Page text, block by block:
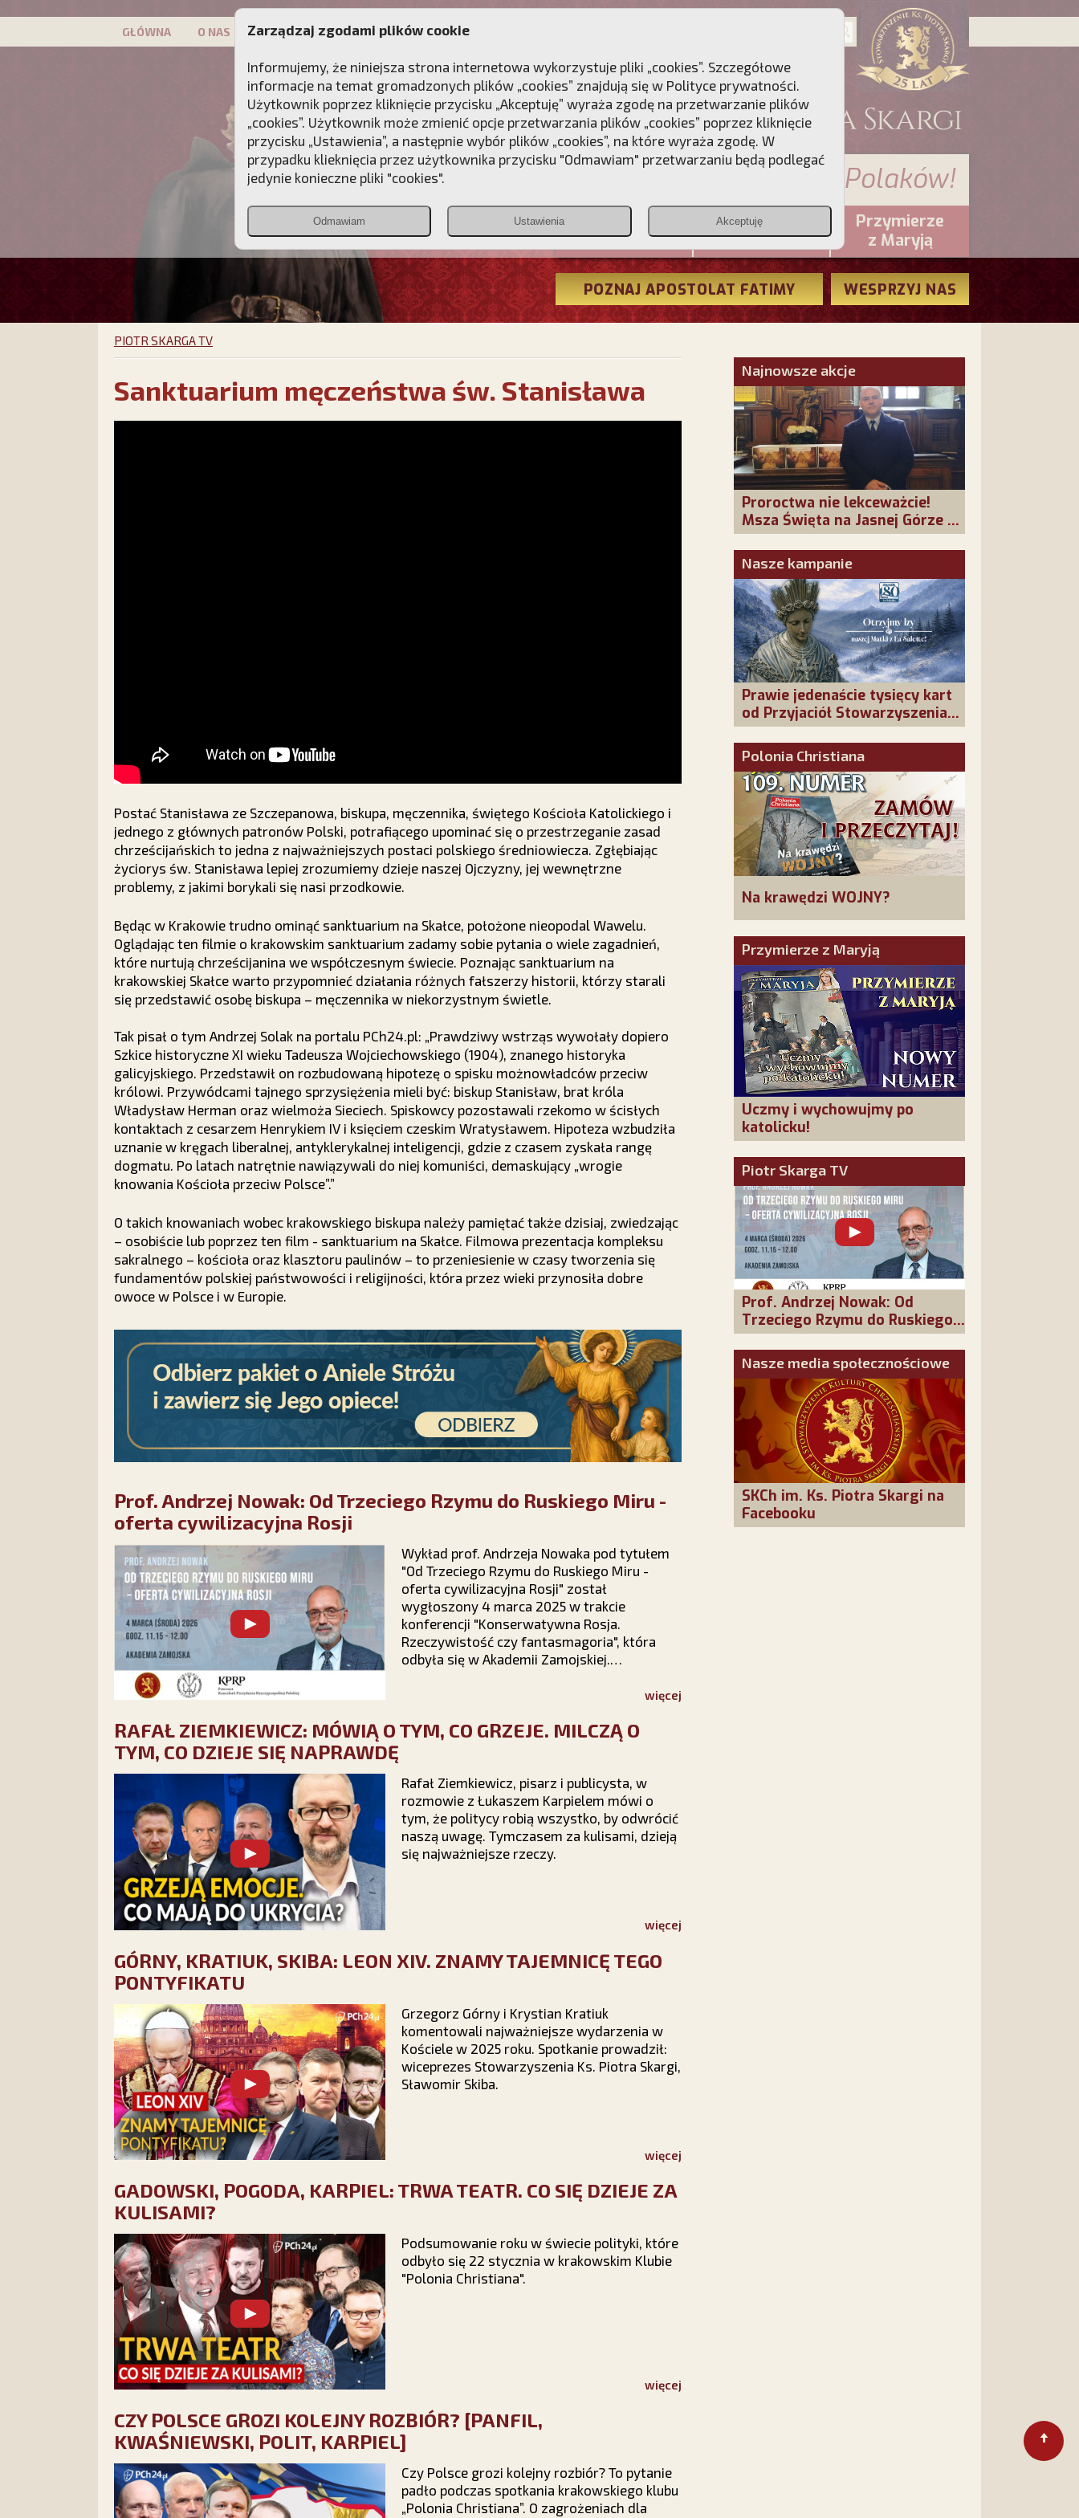
GŁÓWNA O NAS PATRON KAMPANIE DLA DUSZY
Przebudźmy sumienia Polaków!
Christiana
PCh24.pl
Przymierze
z Maryją
POZNAJ APOSTOLAT FATIMY WESPRZYJ NAS
PIOTR SKARGA TV
Sanktuarium męczeństwa św. Stanisława
Postać Stanisława ze Szczepanowa, biskupa, męczennika, świętego Kościoła Katolickiego i
jednego z głównych patronów Polski, potrafiącego upominać się o przestrzeganie zasad
chrześcijańskich to jedna z najważniejszych postaci polskiego średniowiecza. Zgłębiając
życiorys św. Stanisława lepiej zrozumiemy dzieje naszej Ojczyzny, jej wewnętrzne
problemy, z jakimi borykali się nasi przodkowie.
Będąc w Krakowie trudno ominąć sanktuarium na Skałce, położone nieopodal Wawelu.
Oglądając ten filmie o krakowskim sanktuarium zadamy sobie pytania o wiele zagadnień,
które nurtują chrześcijanina we współczesnym świecie. Poznając sanktuarium na
krakowskiej Skałce warto przypomnieć działania różnych fałszerzy historii, którzy starali
się przedstawić osobę biskupa – męczennika w niekorzystnym świetle.
Tak pisał o tym Andrzej Solak na portalu PCh24.pl: „Prawdziwy wstrząs wywołały dopiero
Szkice historyczne XI wieku Tadeusza Wojciechowskiego (1904), znanego historyka
galicyjskiego. Przedstawił on rozbudowaną hipotezę o spisku możnowładców przeciw
królowi. Przywódcami tajnego sprzysiężenia mieli być: biskup Stanisław, brat króla
Władysław Herman oraz wielmoża Sieciech. Spiskowcy pozostawali rzekomo w ścisłych
kontaktach z cesarzem Henrykiem IV i księciem czeskim Wratysławem. Hipoteza wzbudziła
uznanie w kręgach liberalnej, antyklerykalnej inteligencji, gdzie z czasem zyskała rangę
dogmatu. Po latach natrętnie nawiązywali do niej komuniści, demaskujący „wrogie
knowania Kościoła przeciw Polsce”.”
O takich knowaniach wobec krakowskiego biskupa należy pamiętać także dzisiaj, zwiedzając
– osobiście lub poprzez ten film - sanktuarium na Skałce. Filmowa prezentacja kompleksu
sakralnego – kościoła oraz klasztoru paulinów – to przeniesienie w czasy tworzenia się
fundamentów polskiej państwowości i religijności, która przez wieki przynosiła dobre
owoce w Polsce i w Europie.
Prof. Andrzej Nowak: Od Trzeciego Rzymu do Ruskiego Miru -
oferta cywilizacyjna Rosji
Wykład prof. Andrzeja Nowaka pod tytułem
"Od Trzeciego Rzymu do Ruskiego Miru -
oferta cywilizacyjna Rosji" został
wygłoszony 4 marca 2025 w trakcie
konferencji "Konserwatywna Rosja.
Rzeczywistość czy fantasmagoria", która
odbyła się w Akademii Zamojskiej.
Stowarzyszenie Kultury Chrześcijańskiej im.
więcej
RAFAŁ ZIEMKIEWICZ: MÓWIĄ O TYM, CO GRZEJE. MILCZĄ O
TYM, CO DZIEJE SIĘ NAPRAWDĘ
Rafał Ziemkiewicz, pisarz i publicysta, w
rozmowie z Łukaszem Karpielem mówi o
tym, że politycy robią wszystko, by odwrócić
naszą uwagę. Tymczasem za kulisami, dzieją
się najważniejsze rzeczy.
więcej
GÓRNY, KRATIUK, SKIBA: LEON XIV. ZNAMY TAJEMNICĘ TEGO
PONTYFIKATU
Grzegorz Górny i Krystian Kratiuk
komentowali najważniejsze wydarzenia w
Kościele w 2025 roku. Spotkanie prowadził:
wiceprezes Stowarzyszenia Ks. Piotra Skargi,
Sławomir Skiba.
więcej
GADOWSKI, POGODA, KARPIEL: TRWA TEATR. CO SIĘ DZIEJE ZA
KULISAMI?
Podsumowanie roku w świecie polityki, które
odbyło się 22 stycznia w krakowskim Klubie
"Polonia Christiana".
więcej
CZY POLSCE GROZI KOLEJNY ROZBIÓR? [PANFIL,
KWAŚNIEWSKI, POLIT, KARPIEL]
Czy Polsce grozi kolejny rozbiór? To pytanie
padło podczas spotkania krakowskiego klubu
„Polonia Christiana”. O zagrożeniach dla
Najnowsze akcje
Proroctwa nie lekceważcie!
Msza Święta na Jasnej Górze –
dziękujemy za Waszą obecność!
Nasze kampanie
Prawie jedenaście tysięcy kart
od Przyjaciół Stowarzyszenia
złożonych w La Salette!
Polonia Christiana
Na krawędzi WOJNY?
Przymierze z Maryją
Uczmy i wychowujmy po
katolicku!
Piotr Skarga TV
Prof. Andrzej Nowak: Od
Trzeciego Rzymu do Ruskiego
Miru - oferta cywilizacyjna
Rosji
Nasze media społecznościowe
SKCh im. Ks. Piotra Skargi na
Facebooku
Zarządzaj zgodami plików cookie
Informujemy, że niniejsza strona internetowa wykorzystuje pliki „cookies”. Szczegółowe
informacje na temat gromadzonych plików „cookies” znajdują się w Polityce prywatności.
Użytkownik poprzez kliknięcie przycisku „Akceptuję” wyraża zgodę na przetwarzanie plików
„cookies”. Użytkownik może zmienić opcje przetwarzania plików „cookies” poprzez kliknięcie
przycisku „Ustawienia”, a następnie wybór plików „cookies”, na które wyraża zgodę. W
przypadku klieknięcia przez użytkownika przycisku "Odmawiam" przetwarzaniu będą podlegać
jedynie konieczne pliki "cookies".
Odmawiam Ustawienia Akceptuję